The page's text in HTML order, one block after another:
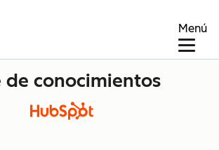
Menú
de conocimientos